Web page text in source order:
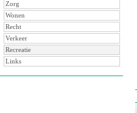
Zorg
Wonen
Recht
Verkeer
Recreatie
Links